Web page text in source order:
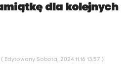
dla kolejnych
( Edytowany Sobota, 2024.11.16 13:57 )